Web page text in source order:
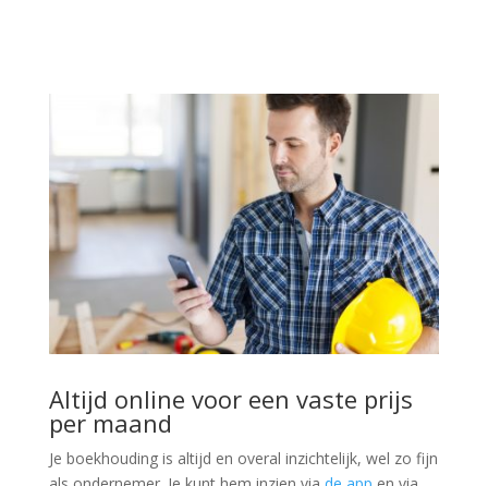
Altijd online voor een vaste prijs
per maand
Je boekhouding is altijd en overal inzichtelijk, wel zo fijn